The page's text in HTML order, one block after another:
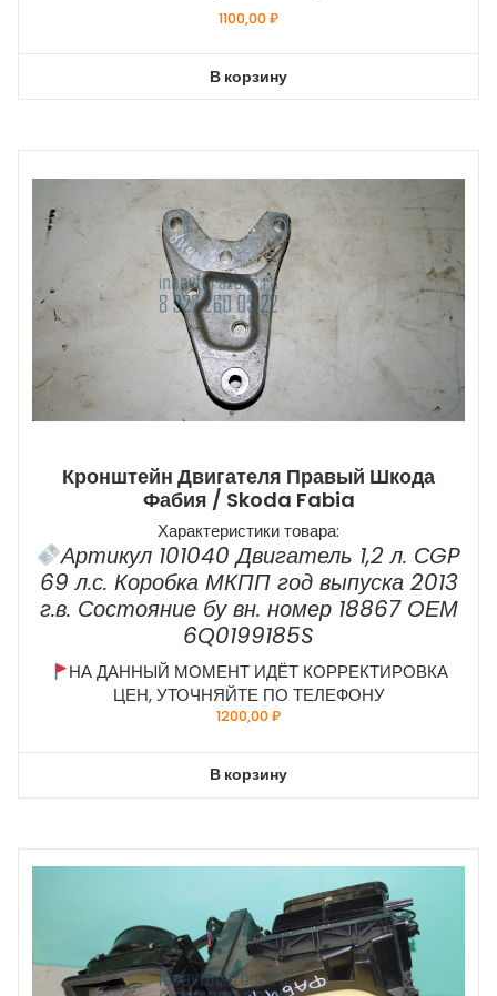
1100,00₽
В корзину
Кронштейн Двигателя Правый Шкода
Фабия / Skoda Fabia
Характеристики товара:
Артикул 101040 Двигатель 1,2 л. СGP
69 л.с. Коробка МКПП год выпуска 2013
г.в. Состояние бу вн. номер 18867 ОЕМ
6Q0199185S
НА ДАННЫЙ МОМЕНТ ИДЁТ КОРРЕКТИРОВКА
ЦЕН, УТОЧНЯЙТЕ ПО ТЕЛЕФОНУ
1200,00₽
В корзину